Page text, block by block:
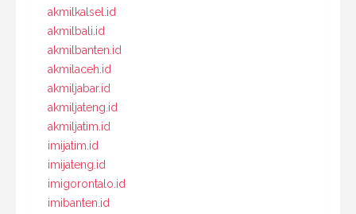
akmilkalsel.id
akmilbali.id
akmilbanten.id
akmilaceh.id
akmiljabar.id
akmiljateng.id
akmiljatim.id
imijatim.id
imijateng.id
imigorontalo.id
imibanten.id